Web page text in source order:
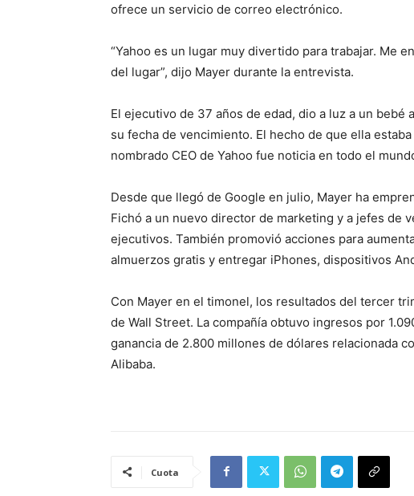
ofrece un servicio de correo electrónico.
“Yahoo es un lugar muy divertido para trabajar. Me
del lugar”, dijo Mayer durante la entrevista.
El ejecutivo de 37 años de edad, dio a luz a un bebé
su fecha de vencimiento. El hecho de que ella
nombrado CEO de Yahoo fue noticia en todo el
Desde que llegó de Google en julio, Mayer ha
Fichó a un nuevo director de marketing y a jefes de
ejecutivos. También promovió acciones para
almuerzos gratis y entregar iPhones, dispositivos
Con Mayer en el timonel, los resultados del tercer
de Wall Street. La compañía obtuvo ingresos por
ganancia de 2.800 millones de dólares relacionada
Alibaba.
Cuota